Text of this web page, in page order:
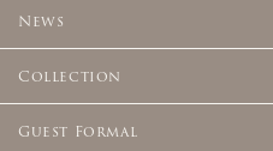
News
Collection
Guest Formal